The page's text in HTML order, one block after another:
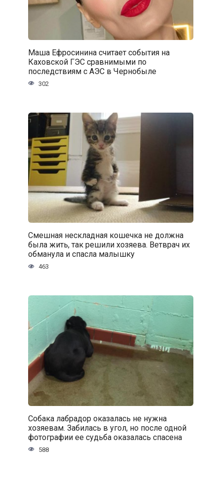
Маша Ефросинина считает события на
Каховской ГЭС сравнимыми по
последствиям с АЭС в Чернобыле
302
Смешная нескладная кошечка не должна
была жить, так решили хозяева. Ветврач их
обманула и спасла малышку
463
Собака лабрадор оказалась не нужна
хозяевам. Забилась в угол, но после одной
фотографии ее судьба оказалась спасена
588